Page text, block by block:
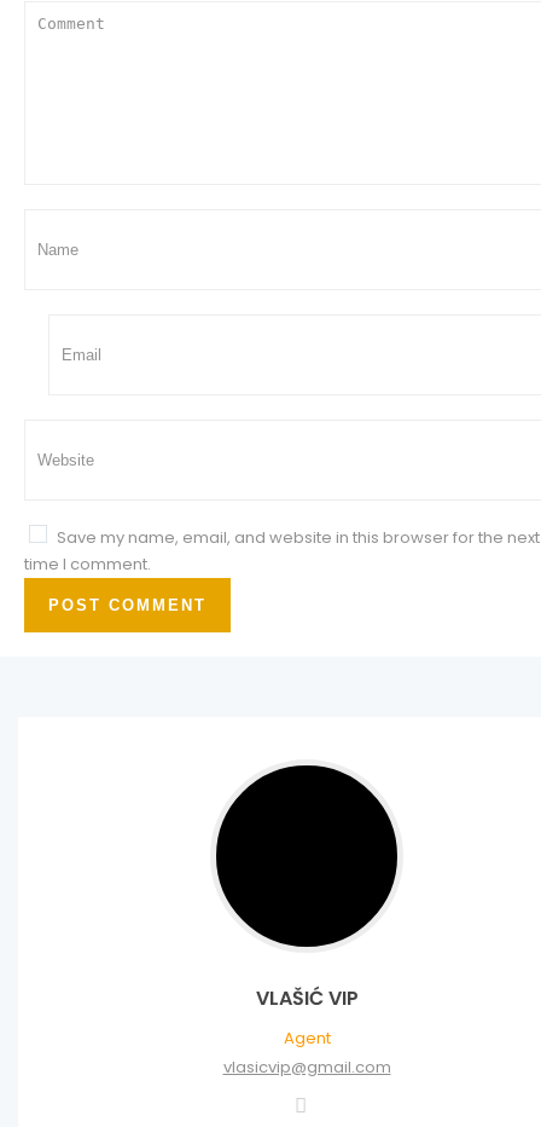
Save my name, email, and website in this browser for the next
time I comment.
VLAŠIĆ VIP
Agent
vlasicvip@gmail.com